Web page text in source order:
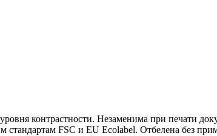
контрастности. Незаменима при печати
FSC и EU Ecolabel. Отбелена без